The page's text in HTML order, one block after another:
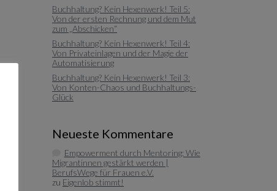
Buchhaltung? Kein Hexenwerk! Teil 5:
Von der ersten Rechnung und dem Mut
zum „Abschicken“
Buchhaltung? Kein Hexenwerk! Teil 4:
Von Privateinlagen und der Magie der
Automatisierung
Buchhaltung? Kein Hexenwerk! Teil 3:
Von Konten-Chaos und Buchhaltungs-
Glück
Neueste Kommentare
Empowerment durch Mentoring: Wie
Migrantinnen gestärkt werden |
BerufsWege für Frauen e.V.
zu Eigenlob stimmt!